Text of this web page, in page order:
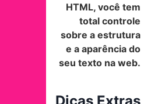
HTML, você tem
total controle
sobre a estrutura
e a aparência do
seu texto na web.
Dicas Extras